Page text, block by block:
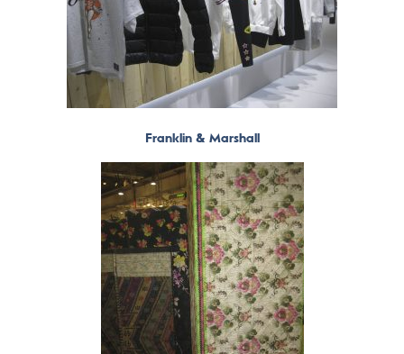
Franklin & Marshall